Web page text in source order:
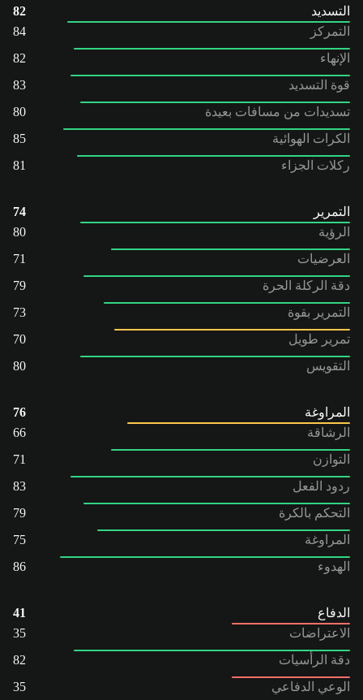
التسديد
82
التمركز
84
الإنهاء
82
قوة التسديد
83
تسديدات من مسافات بعيدة
80
الكرات الهوائية
85
ركلات الجزاء
81
التمرير
74
الرؤية
80
العرضيات
71
دقة الركلة الحرة
79
التمرير بقوة
73
تمرير طويل
70
التقويس
80
المراوغة
76
الرشاقة
66
التوازن
71
ردود الفعل
83
التحكم بالكرة
79
المراوغة
75
الهدوء
86
الدفاع
41
الاعتراضات
35
دقة الرأسيات
82
الوعي الدفاعي
35